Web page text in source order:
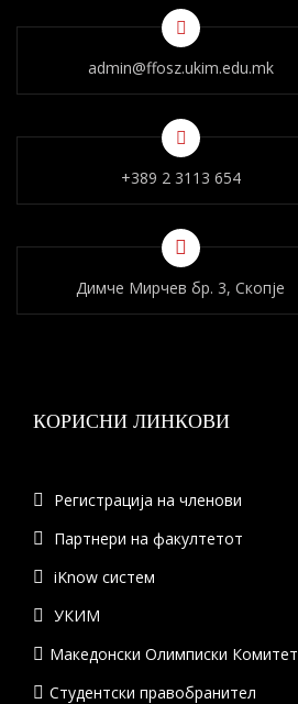
admin@ffosz.ukim.edu.mk
+389 2 3113 654
Димче Мирчев бр. 3, Скопје
КОРИСНИ ЛИНКОВИ
Регистрација на членови
Партнери на факултетот
iKnow систем
УКИМ
Македонски Олимписки Комитет
Студентски правобранител